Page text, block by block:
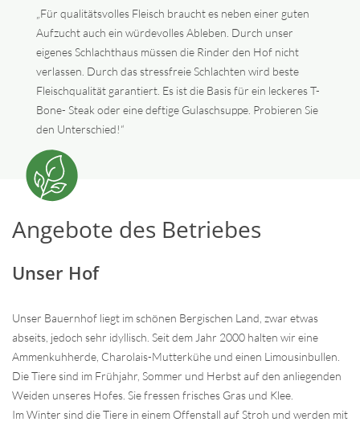
„Für qualitätsvolles Fleisch braucht es neben einer guten
Aufzucht auch ein würdevolles Ableben. Durch unser
eigenes Schlachthaus müssen die Rinder den Hof nicht
verlassen. Durch das stressfreie Schlachten wird beste
Fleischqualität garantiert. Es ist die Basis für ein leckeres T-
Bone- Steak oder eine deftige Gulaschsuppe. Probieren Sie
den Unterschied!“
Angebote des Betriebes
Unser Hof
Unser Bauernhof liegt im schönen Bergischen Land, zwar etwas
abseits, jedoch sehr idyllisch. Seit dem Jahr 2000 halten wir eine
Ammenkuhherde, Charolais-Mutterkühe und einen Limousinbullen.
Die Tiere sind im Frühjahr, Sommer und Herbst auf den anliegenden
Weiden unseres Hofes. Sie fressen frisches Gras und Klee.
Im Winter sind die Tiere in einem Offenstall auf Stroh und werden mit